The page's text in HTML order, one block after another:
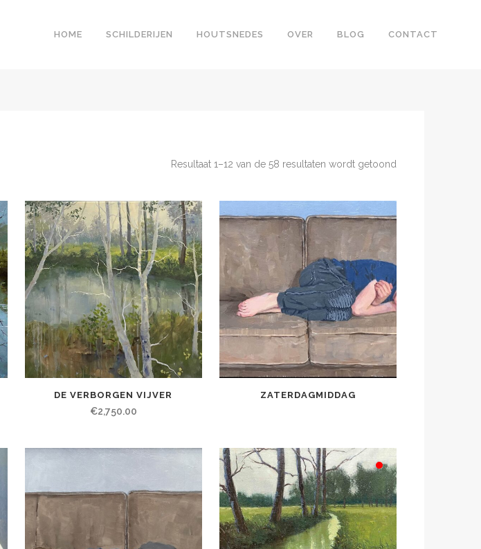
HOME SCHILDERIJEN HOUTSNEDES OVER BLOG CONTACT
Resultaat 1–12 van de 58 resultaten wordt getoond
op
DE VERBORGEN VIJVER
€2,750.00
ZATERDAGMIDDAG